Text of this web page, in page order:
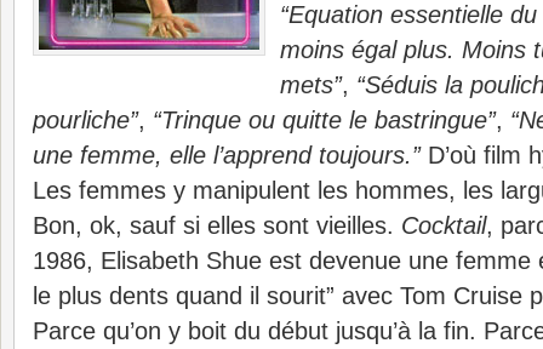
“Equation essentielle
moins égal plus. Moins
mets”, “Séduis la
pourliche”, “Trinque ou quitte le bastringue”,
une femme, elle l’apprend toujours.”D’où film
Les femmes y manipulent les hommes, les
Bon, ok, sauf si elles sont vieilles. Cocktail,
1986, Elisabeth Shue est devenue une femme
le plus dents quand il sourit” avec Tom Cruise
Parce qu’on y boit du début jusqu’à la fin.